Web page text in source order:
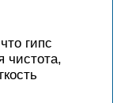
гипс
чистота,